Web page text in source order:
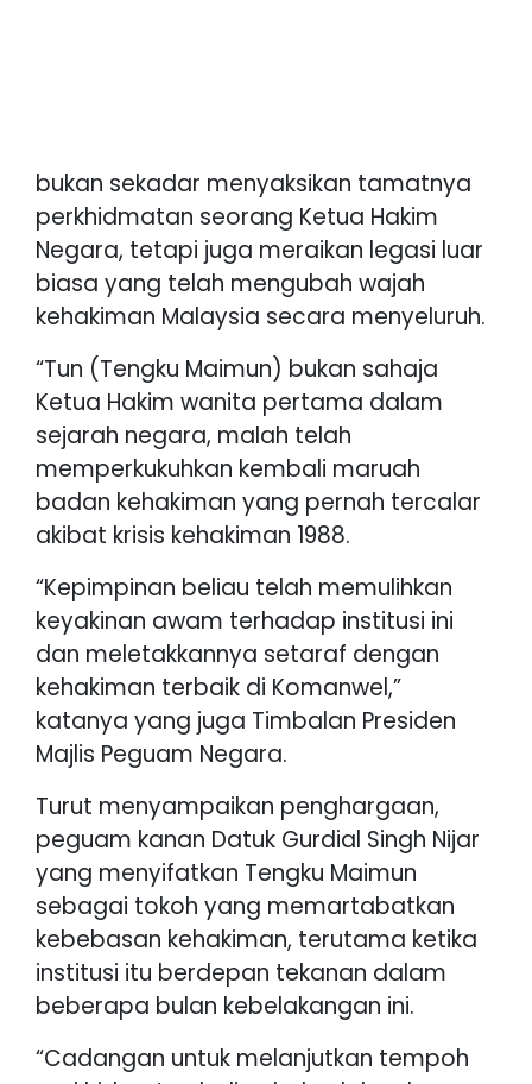
bukan sekadar menyaksikan tamatnya
perkhidmatan seorang Ketua Hakim
Negara, tetapi juga meraikan legasi luar
biasa yang telah mengubah wajah
kehakiman Malaysia secara menyeluruh.
“Tun (Tengku Maimun) bukan sahaja
Ketua Hakim wanita pertama dalam
sejarah negara, malah telah
memperkukuhkan kembali maruah
badan kehakiman yang pernah tercalar
akibat krisis kehakiman 1988.
“Kepimpinan beliau telah memulihkan
keyakinan awam terhadap institusi ini
dan meletakkannya setaraf dengan
kehakiman terbaik di Komanwel,”
katanya yang juga Timbalan Presiden
Majlis Peguam Negara.
Turut menyampaikan penghargaan,
peguam kanan Datuk Gurdial Singh Nijar
yang menyifatkan Tengku Maimun
sebagai tokoh yang memartabatkan
kebebasan kehakiman, terutama ketika
institusi itu berdepan tekanan dalam
beberapa bulan kebelakangan ini.
“Cadangan untuk melanjutkan tempoh